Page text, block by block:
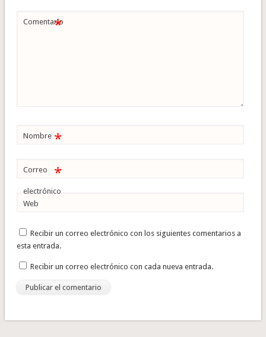
Comentario
*
Nombre *
Correo
electrónico
*
Web
Recibir un correo electrónico con los siguientes comentarios a
esta entrada.
Recibir un correo electrónico con cada nueva entrada.